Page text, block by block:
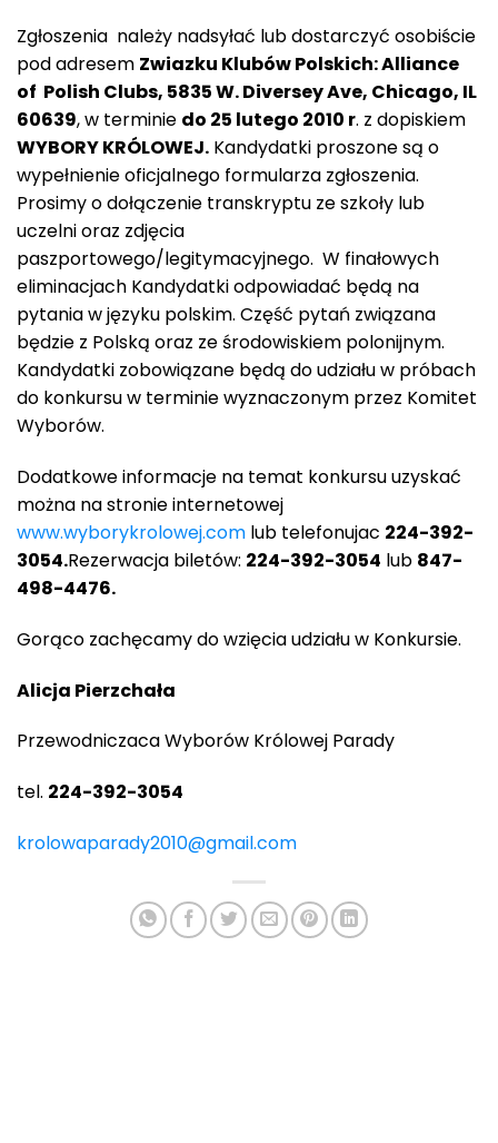
Zgłoszenia należy nadsyłać lub dostarczyć osobiście
pod adresem Zwiazku Klubów Polskich: Alliance
of Polish Clubs, 5835 W. Diversey Ave, Chicago, IL
60639, w terminie do 25 lutego 2010 r. z dopiskiem
WYBORY KRÓLOWEJ. Kandydatki proszone są o
wypełnienie oficjalnego formularza zgłoszenia.
Prosimy o dołączenie transkryptu ze szkoły lub
uczelni oraz zdjęcia
paszportowego/legitymacyjnego. W finałowych
eliminacjach Kandydatki odpowiadać będą na
pytania w języku polskim. Część pytań związana
będzie z Polską oraz ze środowiskiem polonijnym.
Kandydatki zobowiązane będą do udziału w próbach
do konkursu w terminie wyznaczonym przez Komitet
Wyborów.
Dodatkowe informacje na temat konkursu uzyskać
można na stronie internetowej
www.wyborykrolowej.com lub telefonujac 224-392-
3054.Rezerwacja biletów: 224-392-3054 lub 847-
498-4476.
Gorąco zachęcamy do wzięcia udziału w Konkursie.
Alicja Pierzchała
Przewodniczaca Wyborów Królowej Parady
tel. 224-392-3054
krolowaparady2010@gmail.com